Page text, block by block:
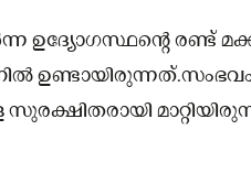
ഉദ്യോഗസ്ഥന്റെ രണ്ട്